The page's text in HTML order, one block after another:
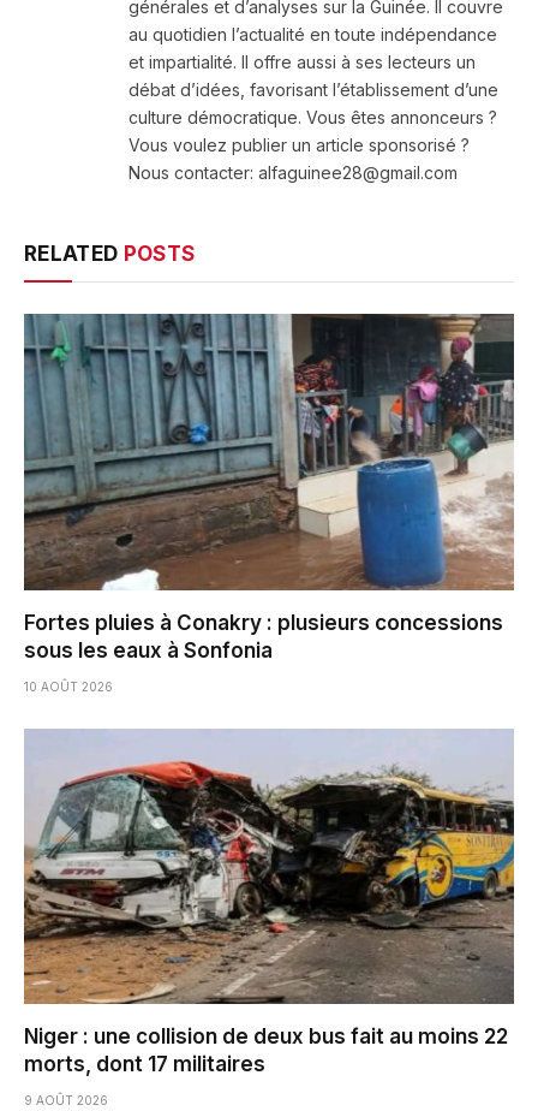
générales et d’analyses sur la Guinée. Il couvre
au quotidien l’actualité en toute indépendance
et impartialité. Il offre aussi à ses lecteurs un
débat d’idées, favorisant l’établissement d’une
culture démocratique. Vous êtes annonceurs ?
Vous voulez publier un article sponsorisé ?
Nous contacter: alfaguinee28@gmail.com
RELATED POSTS
Fortes pluies à Conakry : plusieurs concessions
sous les eaux à Sonfonia
10 AOÛT 2026
Niger : une collision de deux bus fait au moins 22
morts, dont 17 militaires
9 AOÛT 2026